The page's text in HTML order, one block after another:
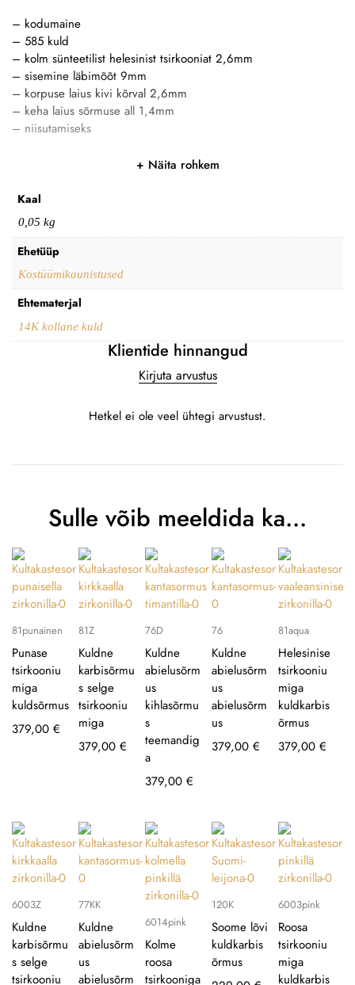
– kodumaine
– 585 kuld
– kolm sünteetilist helesinist tsirkooniat 2,6mm
– sisemine läbimõõt 9mm
– korpuse laius kivi kõrval 2,6mm
– keha laius sõrmuse all 1,4mm
– niisutamiseks
Näita rohkem
Kaal
0,05 kg
Ehetüüp
Kostüümikaunistused
Ehtematerjal
14K kollane kuld
Klientide hinnangud
Kirjuta arvustus
Hetkel ei ole veel ühtegi arvustust.
Sulle võib meeldida ka…
81punainen
Punase
tsirkooniu
miga
kuldsõrmus
379,00 €
81Z
Kuldne
karbisõrmu
s selge
tsirkooniu
miga
379,00 €
76D
Kuldne
abielusõrm
us
kihlasõrmu
s
teemandig
a
379,00 €
76
Kuldne
abielusõrm
us
abielusõrm
us
379,00 €
81aqua
Helesinise
tsirkooniu
miga
kuldkarbis
õrmus
379,00 €
6003Z
Kuldne
karbisõrmu
s selge
tsirkooniu
77KK
Kuldne
abielusõrm
us
abielusõrm
6014pink
Kolme
roosa
tsirkooniga
120K
Soome lõvi
kuldkarbis
õrmus
6003pink
Roosa
tsirkooniu
miga
kuldkarbis